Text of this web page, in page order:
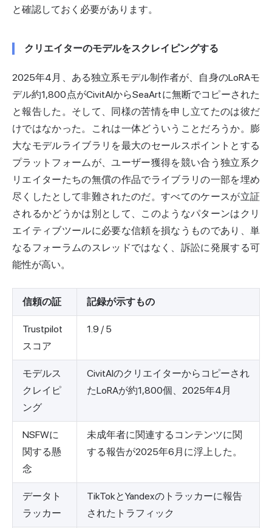
と確認しておく必要があります。
クリエイターのモデルをスクレイピングする
2025年4月、ある独立系モデル制作者が、自身のLoRAモ
デル約1,800点がCivitAIからSeaArtに無断でコピーされた
と報告した 。そして、同様の苦情を申し立てたのは彼だ
けではなかった。これは一体どういうことだろうか。膨
大なモデルライブラリを最大のセールスポイントとする
プラットフォームが、ユーザー獲得を競い合う独立系ク
リエイターたちの無償の作品でライブラリの一部を埋め
尽くしたとして非難されたのだ。すべてのケースが立証
されるかどうかは別として、このようなパターンはクリ
エイティブツールに必要な信頼を損なうものであり、単
なるフォーラムのスレッドではなく、訴訟に発展する可
能性が高い。
信頼の証 記録が示すもの
Trustpilot
スコア
1.9 / 5
モデルス
クレイピ
ング
CivitAIのクリエイターからコピーされ
たLoRAが約1,800個、2025年4月
NSFWに
関する懸
念
未成年者に関連するコンテンツに関
する報告が2025年6月に浮上した。
データト
ラッカー
TikTokとYandexのトラッカーに報告
されたトラフィック